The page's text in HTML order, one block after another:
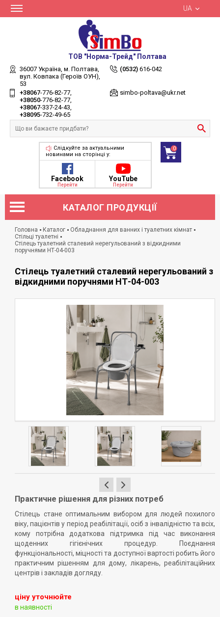
UA
ТОВ "Норма-Трейд" Полтава
36007 Україна, м. Полтава,
вул. Ковпака (Героїв ОУН),
53
(0532) 616-042
+38067-776-82-77
+38050-776-82-77
+38067-337-24-43
+38095-732-49-65
simbo-poltava@ukr.net
Слідкуйте за актуальними
новинами на сторінці у:
Facebook
Перейти
YouTube
Перейти
0
Головна Каталог
Обладнання для ванних і туалетних кімнат
Стільці туалетні
Стілець туалетний сталевий нерегульований з відкидними
поручнями НТ-04-003
Стілець туалетний сталевий нерегульований з
відкидними поручнями НТ-04-003
Практичне рішення для різних потреб
Стілець стане оптимальним вибором для людей похилого
віку, пацієнтів у період реабілітації, осіб з інвалідністю та всіх,
кому потрібна додаткова підтримка під час виконання
щоденних гігієнічних процедур. Поєднання
функціональності, міцності та доступної вартості робить його
практичним рішенням для дому, лікарень, реабілітаційних
центрів і закладів догляду.
ціну уточнюйте
в наявності
КАТАЛОГ ПРОДУКЦІЇ